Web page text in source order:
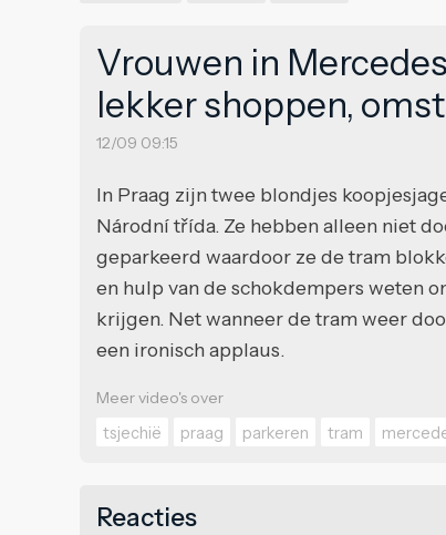
Vrouwen in
lekker shoppen,
12/09 09:15
In Praag zijn twee blondjes
Národní třída. Ze hebben alleen niet
geparkeerd waardoor ze de tram
en hulp van de schokdempers weten
krijgen. Net wanneer de tram weer
een ironisch applaus.
Meer video's over
tsjechië
praag parkeren tram
Reacties